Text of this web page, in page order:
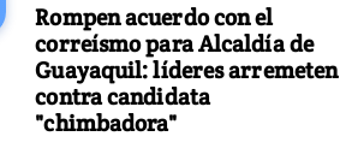
Rompen acuerdo con el
correísmo para Alcaldía de
Guayaquil: líderes arremeten
contra candidata
"chimbadora"